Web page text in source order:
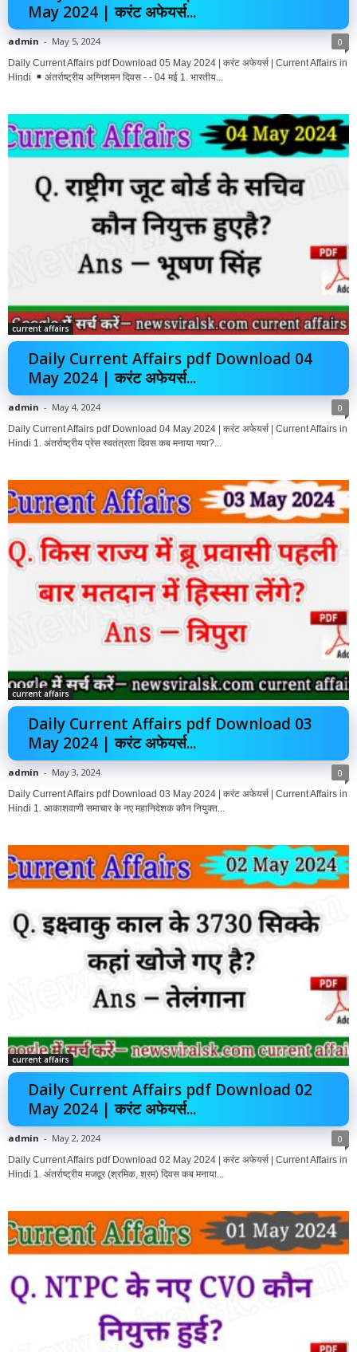
May 2024 | करंट अफेयर्स...
admin - May 5, 2024 0
Daily Current Affairs pdf Download 05 May 2024 | करंट अफेयर्स | Current Affairs in
Hindi
अंतर्राष्ट्रीय अग्निशमन दिवस - - 04 मई 1. भारतीय...
current affairs
Daily Current Affairs pdf Download 04
May 2024 | करंट अफेयर्स...
admin - May 4, 2024 0
Daily Current Affairs pdf Download 04 May 2024 | करंट अफेयर्स | Current Affairs in
Hindi 1. अंतर्राष्ट्रीय प्रेस स्वतंत्रता दिवस कब मनाया गया?...
current affairs
Daily Current Affairs pdf Download 03
May 2024 | करंट अफेयर्स...
admin - May 3, 2024 0
Daily Current Affairs pdf Download 03 May 2024 | करंट अफेयर्स | Current Affairs in
Hindi 1. आकाशवाणी समाचार के नए महानिदेशक कौन नियुक्त...
current affairs
Daily Current Affairs pdf Download 02
May 2024 | करंट अफेयर्स...
admin - May 2, 2024 0
Daily Current Affairs pdf Download 02 May 2024 | करंट अफेयर्स | Current Affairs in
Hindi 1. अंतर्राष्ट्रीय मजदूर (श्रमिक, श्रम) दिवस कब मनाया...